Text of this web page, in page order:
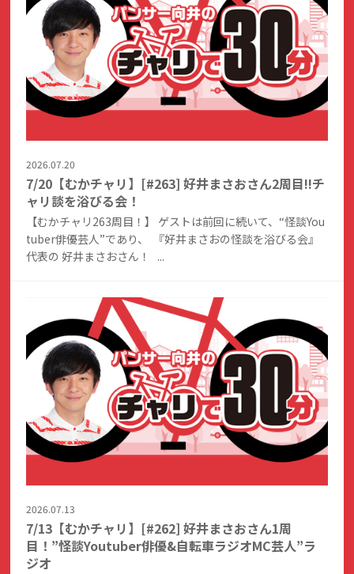
2026.07.20
7/20【むかチャリ】[#263] 好井まさおさん2周目!!チ
ャリ談を浴びる会！
【むかチャリ263周目！】 ゲストは前回に続いて、“怪談You
tuber俳優芸人”であり、 『好井まさおの怪談を浴びる会』
代表の 好井まさおさん！ ...
2026.07.13
7/13【むかチャリ】[#262] 好井まさおさん1周
目！”怪談Youtuber俳優&自転車ラジオMC芸人”ラ
ジオ